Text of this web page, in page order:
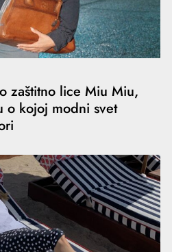
zaštitno lice Miu Miu,
o kojoj modni svet